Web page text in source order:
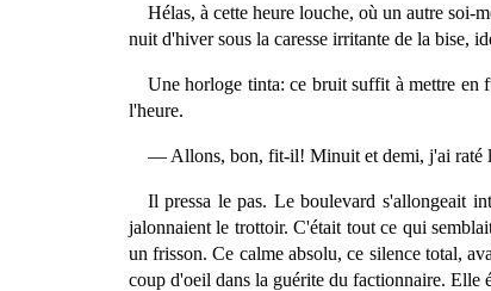
Hélas, à cette heure louche, où un autre soi-
nuit d'hiver sous la caresse irritante de la bise,
Une horloge tinta: ce bruit suffit à mettre en
l'heure.
— Allons, bon, fit-il! Minuit et demi, j'ai raté
Il pressa le pas. Le boulevard s'allongeait
jalonnaient le trottoir. C'était tout ce qui
un frisson. Ce calme absolu, ce silence total,
coup d'oeil dans la guérite du factionnaire. Elle